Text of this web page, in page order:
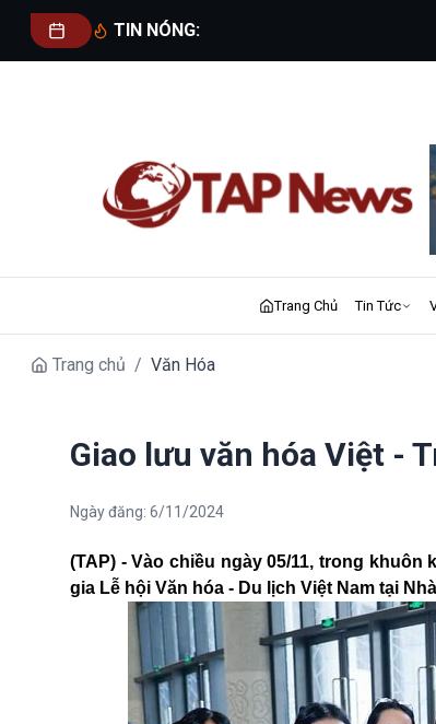
TIN NÓNG:
Trang Chủ Tin Tức
Trang chủ / Văn Hóa
Giao lưu văn hóa Việt -
Ngày đăng: 6/11/2024
(TAP) -Vào chiều ngày 05/11, trong khuôn
gia Lễ hội Văn hóa - Du lịch Việt Nam tại